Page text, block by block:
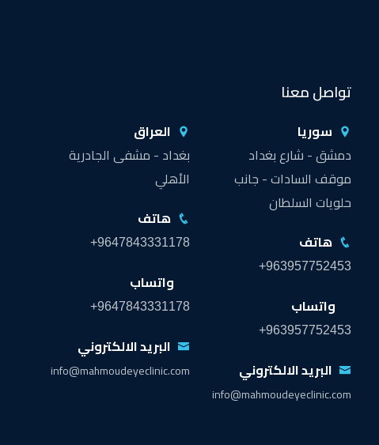
تواصل معنا
سوريا
دمشق - شارع بغداد
موقف السادات - جانب
حلويات السلطان
هاتف
+963957752453
واتساب
+963957752453
البريد الالكتروني
info@mahmoudeyeclinic.com
العراق
بغداد - مشفى الجادرية
الأهلي
هاتف
+9647843331178
واتساب
+9647843331178
البريد الالكتروني
info@mahmoudeyeclinic.com